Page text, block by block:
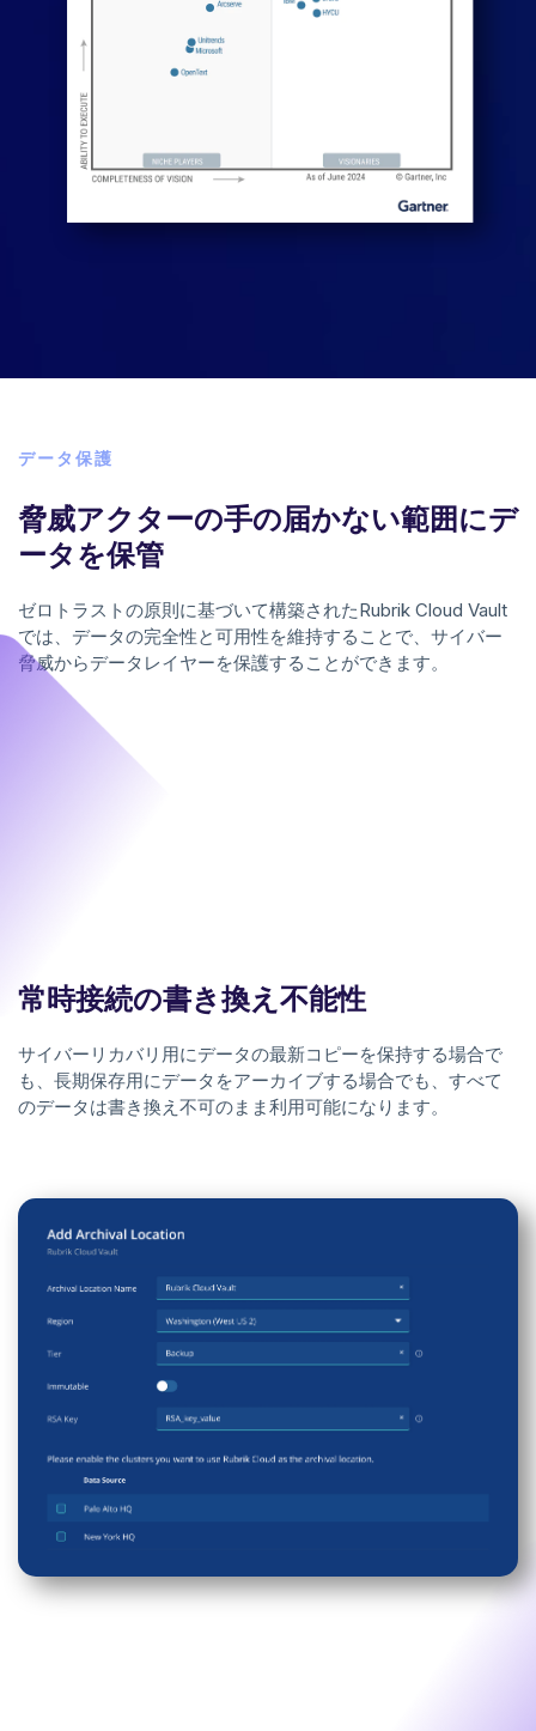
データ保護
脅威アクターの手の届かない範囲にデ
ータを保管
ゼロトラストの原則に基づいて構築されたRubrik Cloud Vault
では、データの完全性と可用性を維持することで、サイバー
脅威からデータレイヤーを保護することができます。
常時接続の書き換え不能性
サイバーリカバリ用にデータの最新コピーを保持する場合で
も、長期保存用にデータをアーカイブする場合でも、すべて
のデータは書き換え不可のまま利用可能になります。